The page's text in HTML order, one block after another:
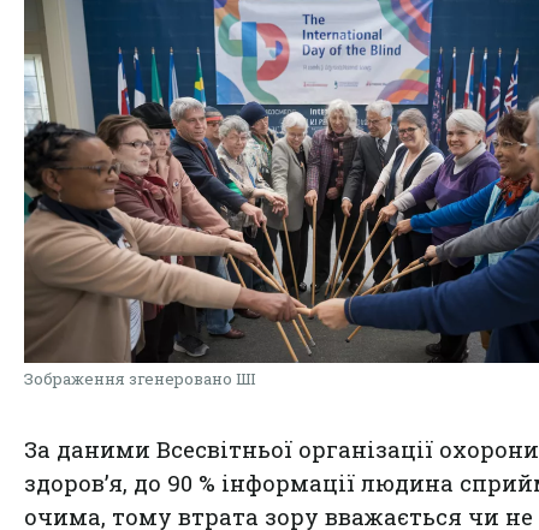
Зображення згенеровано ШІ
За даними Всесвітньої організації охорони
здоров’я, до 90 % інформації людина
очима, тому втрата зору вважається чи не